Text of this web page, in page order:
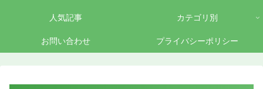
人気記事 カテゴリ別
お問い合わせ プライバシーポリシー